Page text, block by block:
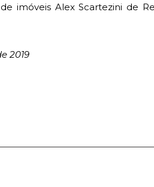
imóveis Alex Scartezini de
2019